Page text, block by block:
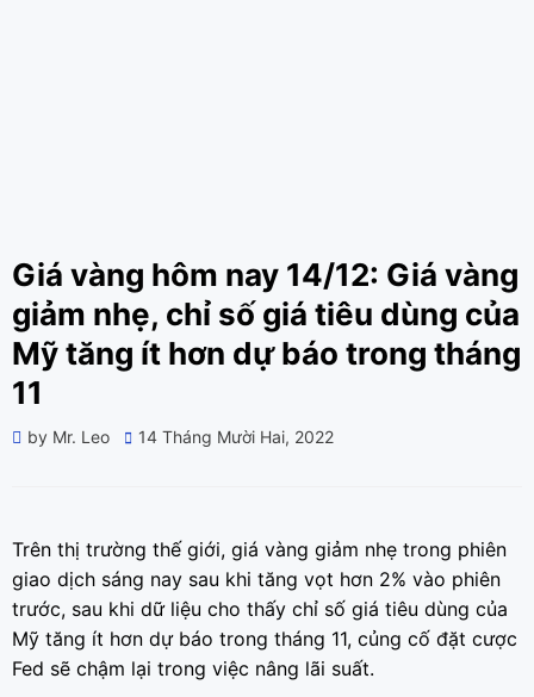
Giá vàng hôm nay 14/12: Giá vàng
giảm nhẹ, chỉ số giá tiêu dùng của
Mỹ tăng ít hơn dự báo trong tháng
11
by Mr. Leo
Posted
14 Tháng Mười Hai, 2022
Trên thị trường thế giới, giá vàng giảm nhẹ trong phiên
giao dịch sáng nay sau khi tăng vọt hơn 2% vào phiên
trước, sau khi dữ liệu cho thấy chỉ số giá tiêu dùng của
Mỹ tăng ít hơn dự báo trong tháng 11, củng cố đặt cược
Fed sẽ chậm lại trong việc nâng lãi suất.